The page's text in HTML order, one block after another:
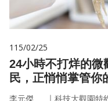
115/02/25
24小時不打烊的微
民，正悄悄掌管你
李元傑 ｜ 科技大觀園特